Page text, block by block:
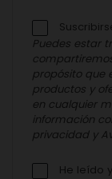
Puedes estar
propósito que
productos y
en cualquier
información
privacidad y
He leído